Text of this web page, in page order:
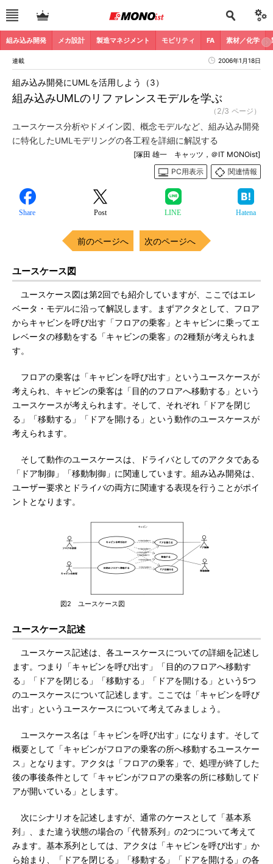
組み込み開発 メカ設計 製造マネジメント モビリティ FA 素材／化学
連載 2006年1月18日
組み込みUMLのリファレンスモデルを学ぶ
組み込み開発にUMLを活用しよう（3）
（2/3 ページ）
ユースケース分析やドメイン図、概念モデルなど、組み込み開発
に特化したUMLモデリングの各工程を詳細に解説する
[塚田 雄一 キャッツ，＠IT MONOist]
PC用表示
関連情報
Share Post LINE Hatena
前のページへ 次のページへ
ユースケース図
ユースケース図は第2回でも紹介していますが、ここではエレ
ベータ・モデルに沿って解説します。まずアクタとして、フロア
からキャビンを呼び出す「フロアの乗客」とキャビンに乗ってエ
レベータの移動をする「キャビンの乗客」の2種類が考えられま
す。
フロアの乗客は「キャビンを呼び出す」というユースケースが
考えられ、キャビンの乗客は「目的のフロアへ移動する」という
ユースケースが考えられます。そして、それぞれ「ドアを閉じ
る」「移動する」「ドアを開ける」という動作のユースケースが
考えられます。
そして動作のユースケースは、ドライバとしてのアクタである
「ドア制御」「移動制御」に関連しています。組み込み開発は、
ユーザー要求とドライバの両方に関連する表現を行うことがポイ
ントとなります。
図2 ユースケース図
ユースケース記述
ユースケース記述は、各ユースケースについての詳細を記述し
ます。つまり「キャビンを呼び出す」「目的のフロアへ移動す
る」「ドアを閉じる」「移動する」「ドアを開ける」という5つ
のユースケースについて記述します。ここでは「キャビンを呼び
出す」というユースケースについて考えてみましょう。
ユースケース名は「キャビンを呼び出す」になります。そして
概要として「キャビンがフロアの乗客の所へ移動するユースケー
ス」となります。アクタは「フロアの乗客」で、処理が終了した
後の事後条件として「キャビンがフロアの乗客の所に移動してド
アが開いている」とします。
次にシナリオを記述しますが、通常のケースとして「基本系
列」、また違う状態の場合の「代替系列」の2つについて考えて
みます。基本系列としては、アクタは「キャビンを呼び出す」か
ら始まり、「ドアを閉じる」「移動する」「ドアを開ける」の各